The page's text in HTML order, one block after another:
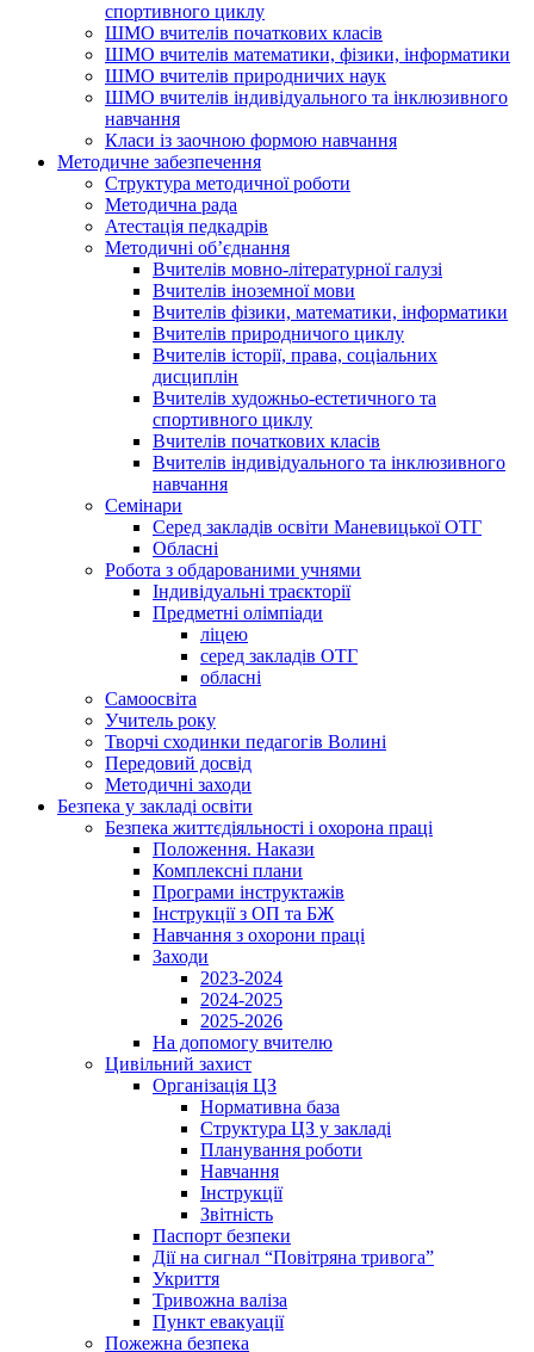
спортивного циклу
ШМО вчителів початкових класів
ШМО вчителів математики, фізики, інформатики
ШМО вчителів природничих наук
ШМО вчителів індивідуального та інклюзивного
навчання
Класи із заочною формою навчання
Методичне забезпечення
Структура методичної роботи
Методична рада
Атестація педкадрів
Методичні об’єднання
Вчителів мовно-літературної галузі
Вчителів іноземної мови
Вчителів фізики, математики, інформатики
Вчителів природничого циклу
Вчителів історії, права, соціальних
дисциплін
Вчителів художньо-естетичного та
спортивного циклу
Вчителів початкових класів
Вчителів індивідуального та інклюзивного
навчання
Семінари
Серед закладів освіти Маневицької ОТГ
Обласні
Робота з обдарованими учнями
Індивідуальні траєкторії
Предметні олімпіади
ліцею
серед закладів ОТГ
обласні
Самоосвіта
Учитель року
Творчі сходинки педагогів Волині
Передовий досвід
Методичні заходи
Безпека у закладі освіти
Безпека життєдіяльності і охорона праці
Положення. Накази
Комплексні плани
Програми інструктажів
Інструкції з ОП та БЖ
Навчання з охорони праці
Заходи
2023-2024
2024-2025
2025-2026
На допомогу вчителю
Цивільний захист
Організація ЦЗ
Нормативна база
Структура ЦЗ у закладі
Планування роботи
Навчання
Інструкції
Звітність
Паспорт безпеки
Дії на сигнал “Повітряна тривога”
Укриття
Тривожна валіза
Пункт евакуації
Пожежна безпека